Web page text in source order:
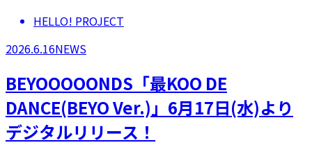
HELLO! PROJECT
2026.6.16NEWS
BEYOOOOONDS「最KOO DE
DANCE(BEYO Ver.)」6月17日(水)より
デジタルリリース！